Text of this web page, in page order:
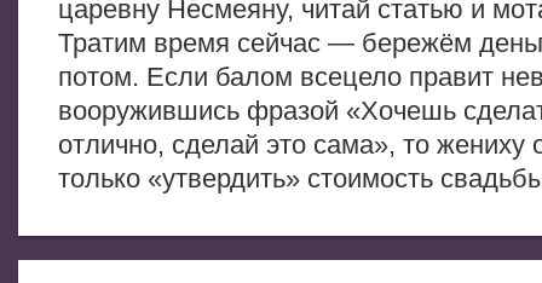
царевну Несмеяну, читай статью и
Тратим время сейчас — бережём
потом. Если балом всецело правит
вооружившись фразой «Хочешь
отлично, сделай это сама», то жениху
только «утвердить» стоимость